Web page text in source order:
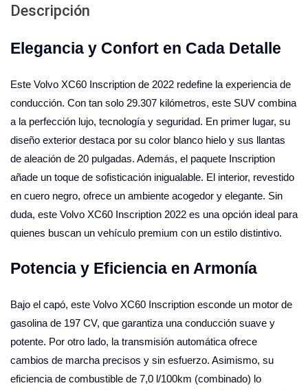
Descripción
Elegancia y Confort en Cada Detalle
Este Volvo XC60 Inscription de 2022 redefine la experiencia de
conducción. Con tan solo 29.307 kilómetros, este SUV combina
a la perfección lujo, tecnología y seguridad. En primer lugar, su
diseño exterior destaca por su color blanco hielo y sus llantas
de aleación de 20 pulgadas. Además, el paquete Inscription
añade un toque de sofisticación inigualable. El interior, revestido
en cuero negro, ofrece un ambiente acogedor y elegante. Sin
duda, este Volvo XC60 Inscription 2022 es una opción ideal para
quienes buscan un vehículo premium con un estilo distintivo.
Potencia y Eficiencia en Armonía
Bajo el capó, este Volvo XC60 Inscription esconde un motor de
gasolina de 197 CV, que garantiza una conducción suave y
potente. Por otro lado, la transmisión automática ofrece
cambios de marcha precisos y sin esfuerzo. Asimismo, su
eficiencia de combustible de 7,0 l/100km (combinado) lo